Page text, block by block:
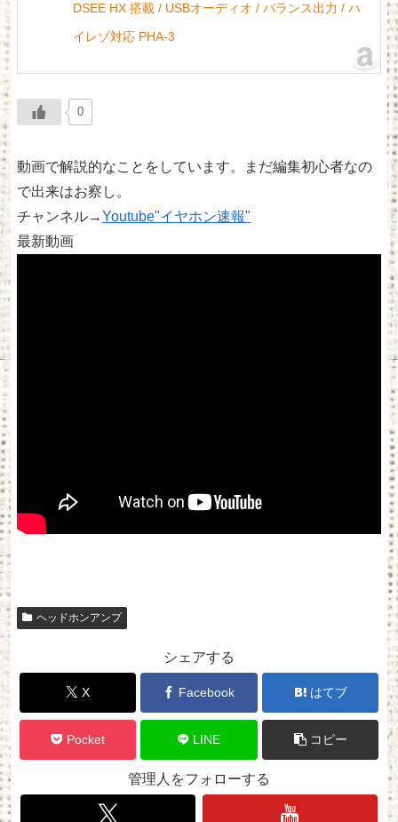
DSEE HX 搭載 / USBオーディオ / バランス出力 / ハ
イレゾ対応 PHA-3
0
動画で解説的なことをしています。まだ編集初心者なの
で出来はお察し。
チャンネル→Youtube"イヤホン速報"
最新動画
ヘッドホンアンプ
シェアする
X Facebook はてブ
Pocket LINE コピー
管理人をフォローする